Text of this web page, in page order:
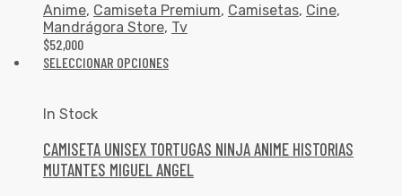
Anime, Camiseta Premium, Camisetas, Cine,
Mandrágora Store, Tv
$52,000
SELECCIONAR OPCIONES
In Stock
CAMISETA UNISEX TORTUGAS NINJA ANIME HISTORIAS
MUTANTES MIGUEL ANGEL